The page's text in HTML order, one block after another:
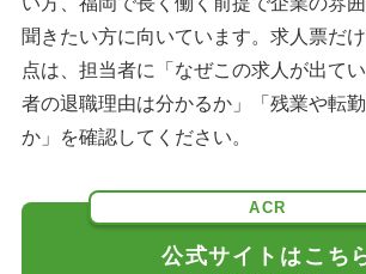
聞きたい方に向いています。求人票だ
点は、担当者に「なぜこの求人が出て
者の退職理由は分かるか」「残業や転
か」を確認してください。
ACR
公式サイトはこち